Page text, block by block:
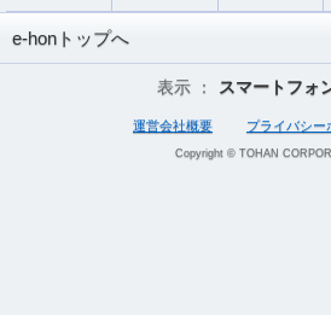
e-honトップへ
表示 ： スマートフォ
運営会社概要 プライバシー
Copyright © TOHAN